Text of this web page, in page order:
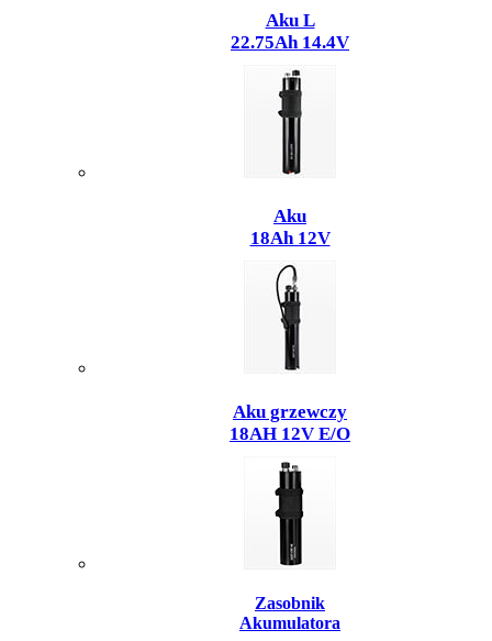
Aku L
22.75Ah 14.4V
Aku
18Ah 12V
Aku grzewczy
18AH 12V E/O
Zasobnik
Akumulatora